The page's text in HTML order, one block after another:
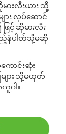
မားလီးယား သို့
ား လုပ်ဆောင်
ြင့် ဆိုမားလီး
ည့်နံပါတ်သို့မဆို
ောင်းဆုံး
များ သို့မဟုတ်
ပါ။